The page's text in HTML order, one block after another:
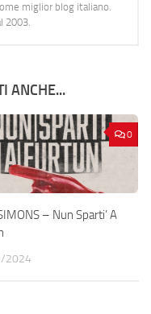
miglior blog italiano.
2003.
ANCHE...
0
– Nun Sparti’ A
2024